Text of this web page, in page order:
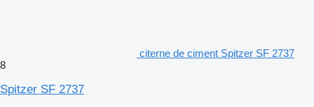
citerne de ciment Spitzer SF 2737
8
Spitzer SF 2737